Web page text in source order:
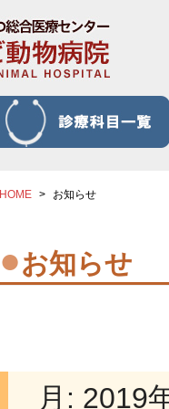
HOME > お知らせ
●お知らせ
月: 2019